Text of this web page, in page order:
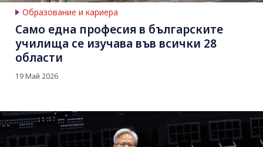
Образование и кариера
Само една професия в българските
училища се изучава във всички 28
области
19 Май 2026